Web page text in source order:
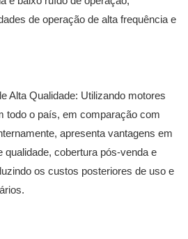
de operação de alta frequência e
Alta Qualidade: Utilizando motores
todo o país, em comparação com
apresenta vantagens em
qualidade, cobertura pós-venda e
os custos posteriores de uso e